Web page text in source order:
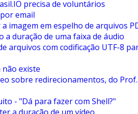
precisa de voluntários
email
imagem em espelho de arquivos
a duração de uma faixa de áudio
arquivos com codificação UTF-8
não existe
sobre redirecionamentos, do Prof.
- "Dá para fazer com Shell?"